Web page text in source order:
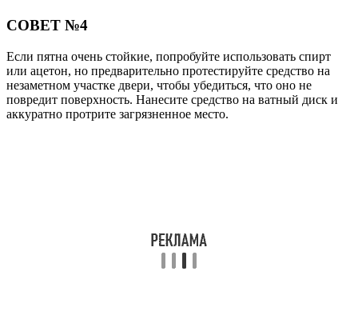
СОВЕТ №4
Если пятна очень стойкие, попробуйте использовать спирт
или ацетон, но предварительно протестируйте средство на
незаметном участке двери, чтобы убедиться, что оно не
повредит поверхность. Нанесите средство на ватный диск и
аккуратно протрите загрязненное место.